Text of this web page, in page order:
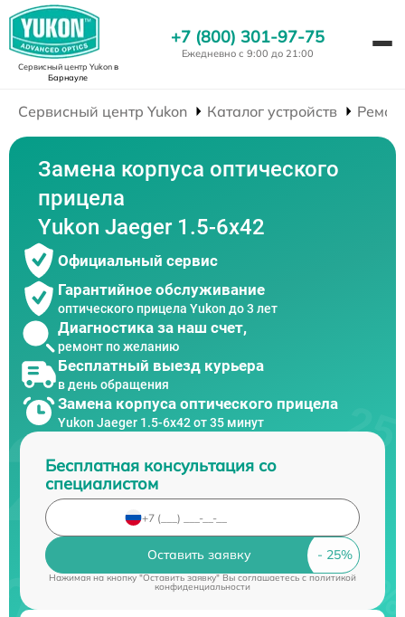
Сервисный центр Yukonв
Барнауле
+7 (800) 301-97-75
Ежедневно с 9:00 до 21:00
Сервисный центр Yukon Каталог устройств
Замена корпуса оптического
прицела
Yukon Jaeger 1.5-6x42
Официальный сервис
Гарантийное обслуживание
оптического прицела Yukon до 3 лет
Диагностика за наш счет,
ремонт по желанию
Бесплатный выезд курьера
в день обращения
Замена корпуса оптического прицела
Yukon Jaeger 1.5-6x42 от 35 минут
Бесплатная консультация со
специалистом
Оставить заявку
Нажимая на кнопку "Оставить заявку" Вы соглашаетесь cполитикой
конфиденциальности